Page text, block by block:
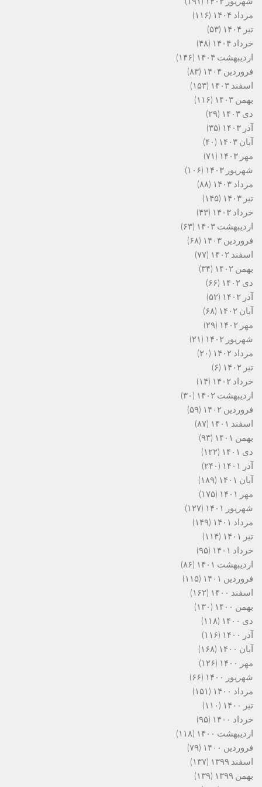
مرداد ۱۴۰۴
(۱۱۶)
تیر ۱۴۰۴
(۵۳)
خرداد ۱۴۰۴
(۴۸)
اردیبهشت ۱۴۰۴
(۱۴۶)
فروردین ۱۴۰۴
(۸۳)
اسفند ۱۴۰۳
(۱۵۳)
بهمن ۱۴۰۳
(۱۱۶)
دی ۱۴۰۳
(۲۹)
آذر ۱۴۰۳
(۳۵)
آبان ۱۴۰۳
(۴۰)
مهر ۱۴۰۳
(۷۱)
شهریور ۱۴۰۳
(۱۰۶)
مرداد ۱۴۰۳
(۸۸)
تیر ۱۴۰۳
(۱۴۵)
خرداد ۱۴۰۳
(۴۳)
اردیبهشت ۱۴۰۳
(۶۳)
فروردین ۱۴۰۳
(۶۸)
اسفند ۱۴۰۲
(۷۷)
بهمن ۱۴۰۲
(۳۴)
دی ۱۴۰۲
(۶۶)
آذر ۱۴۰۲
(۵۲)
آبان ۱۴۰۲
(۶۸)
مهر ۱۴۰۲
(۲۹)
شهریور ۱۴۰۲
(۲۱)
مرداد ۱۴۰۲
(۲۰)
تیر ۱۴۰۲
(۶)
خرداد ۱۴۰۲
(۱۴)
اردیبهشت ۱۴۰۲
(۳۰)
فروردین ۱۴۰۲
(۵۹)
اسفند ۱۴۰۱
(۸۷)
بهمن ۱۴۰۱
(۹۳)
دی ۱۴۰۱
(۱۲۲)
آذر ۱۴۰۱
(۲۴۰)
آبان ۱۴۰۱
(۱۸۹)
مهر ۱۴۰۱
(۱۷۵)
شهریور ۱۴۰۱
(۱۲۷)
مرداد ۱۴۰۱
(۱۴۹)
تیر ۱۴۰۱
(۱۱۴)
خرداد ۱۴۰۱
(۹۵)
اردیبهشت ۱۴۰۱
(۸۶)
فروردین ۱۴۰۱
(۱۱۵)
اسفند ۱۴۰۰
(۱۶۲)
بهمن ۱۴۰۰
(۱۳۰)
دی ۱۴۰۰
(۱۱۸)
آذر ۱۴۰۰
(۱۱۶)
آبان ۱۴۰۰
(۱۶۸)
مهر ۱۴۰۰
(۱۲۶)
شهریور ۱۴۰۰
(۶۶)
مرداد ۱۴۰۰
(۱۵۱)
تیر ۱۴۰۰
(۱۱۰)
خرداد ۱۴۰۰
(۹۵)
اردیبهشت ۱۴۰۰
(۱۱۸)
فروردین ۱۴۰۰
(۷۹)
اسفند ۱۳۹۹
(۱۳۷)
بهمن ۱۳۹۹
(۱۳۹)